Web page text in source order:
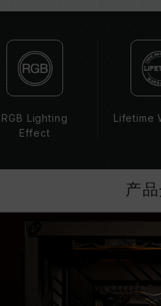
板、CPU 兼容性。
EXPO（AMD），内存
（JEDEC 标准）运行
低)。此为正常行为，并
XMP 3.0 / EXPO 需由
统设定。
内存模块的标示频率为
统都能达成。
请确认您的主板与处理
（XMP 3.0 / EXPO）
十铨科技的内存模块皆
证，若有处理器或主板
RGB Lighting
Effect
Lifetime
产